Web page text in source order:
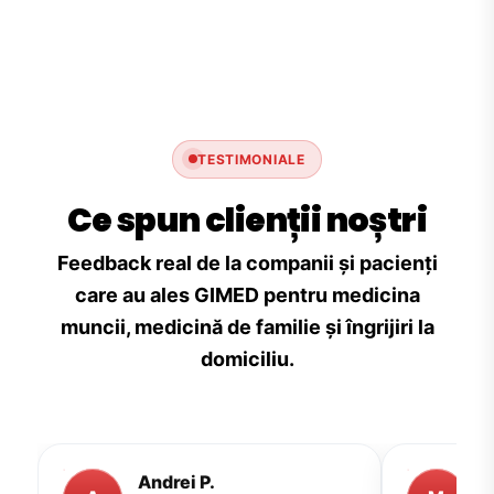
TESTIMONIALE
Ce spun clienții noștri
Feedback real de la companii și pacienți
care au ales GIMED pentru medicina
muncii, medicină de familie și îngrijiri la
domiciliu.
Andrei P.